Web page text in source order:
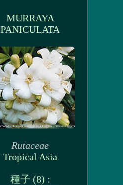
MURRAYA
PANICULATA
Rutaceae
Tropical Asia
種子 (8) :